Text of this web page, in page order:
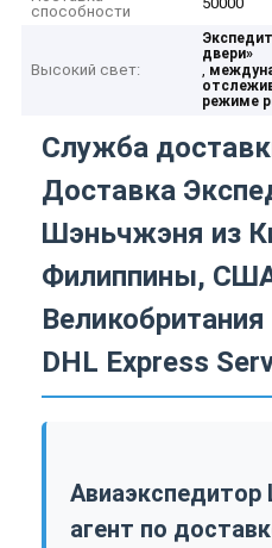
способности
Высокий свет:
двери»
,
режиме
Служба
Доставка
Шэньчжэня из
Филиппины,
Великобритания
DHL Express
агент по